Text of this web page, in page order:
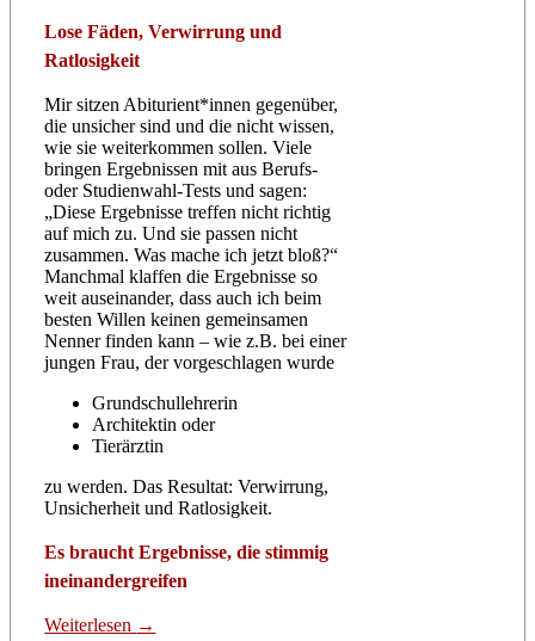
Lose Fäden, Verwirrung und
Ratlosigkeit
Mir sitzen Abiturient*innen gegenüber,
die unsicher sind und die nicht wissen,
wie sie weiterkommen sollen. Viele
bringen Ergebnissen mit aus Berufs-
oder Studienwahl-Tests und sagen:
„Diese Ergebnisse treffen nicht richtig
auf mich zu. Und sie passen nicht
zusammen. Was mache ich jetzt bloß?“
Manchmal klaffen die Ergebnisse so
weit auseinander, dass auch ich beim
besten Willen keinen gemeinsamen
Nenner finden kann – wie z.B. bei einer
jungen Frau, der vorgeschlagen wurde
Grundschullehrerin
Architektin oder
Tierärztin
zu werden. Das Resultat: Verwirrung,
Unsicherheit und Ratlosigkeit.
Es braucht Ergebnisse, die stimmig
ineinandergreifen
Weiterlesen →